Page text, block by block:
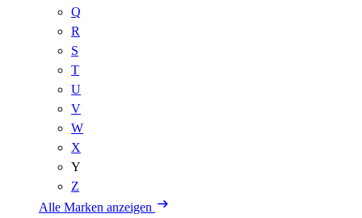
Q
R
S
T
U
V
W
X
Y
Z
Alle Marken anzeigen